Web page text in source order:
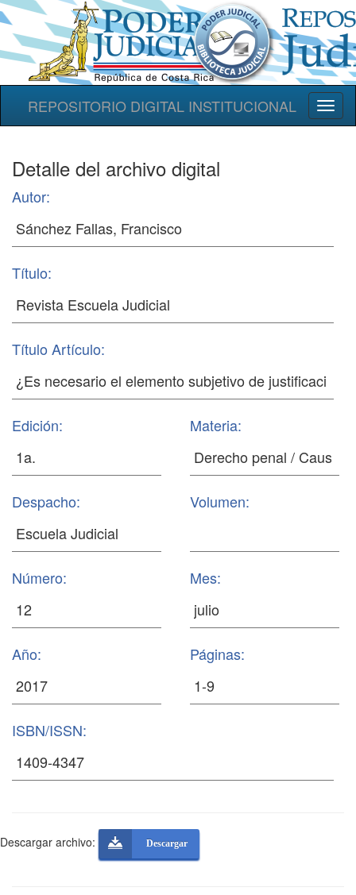
REPOSITORIO DIGITAL INSTITUCIONAL
Detalle del archivo digital
Autor:
Título:
Título Artículo:
Edición: Materia:
Despacho: Volumen:
Número: Mes:
Año: Páginas:
ISBN/ISSN:
Descargar archivo: Descargar